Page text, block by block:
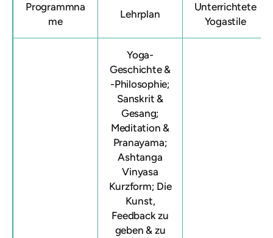
Programmna
me
Lehrplan
Unterrichtete
Yogastile
Yoga-
Geschichte &
-Philosophie;
Sanskrit &
Gesang;
Meditation &
Pranayama;
Ashtanga
Vinyasa
Kurzform; Die
Kunst,
Feedback zu
geben & zu